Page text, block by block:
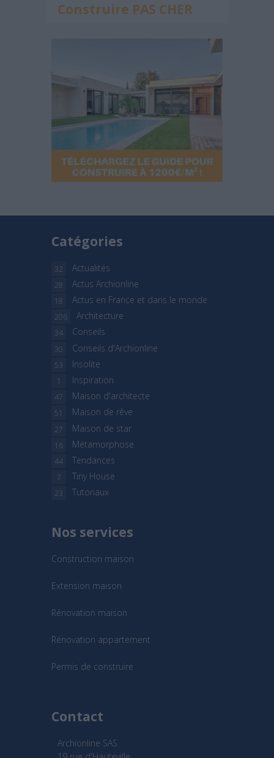
Construire PAS CHER
Catégories
Actualités
32
Actus Archionline
28
Actus en France et dans le monde
18
Architecture
206
Conseils
34
Conseils d'Archionline
30
Insolite
53
Inspiration
1
Maison d'architecte
47
Maison de rêve
51
Maison de star
27
Métamorphose
16
Tendances
44
Tiny House
7
Tutoriaux
23
Nos services
Construction maison
Extension maison
Rénovation maison
Rénovation appartement
Permis de construire
Contact
Archionline SAS